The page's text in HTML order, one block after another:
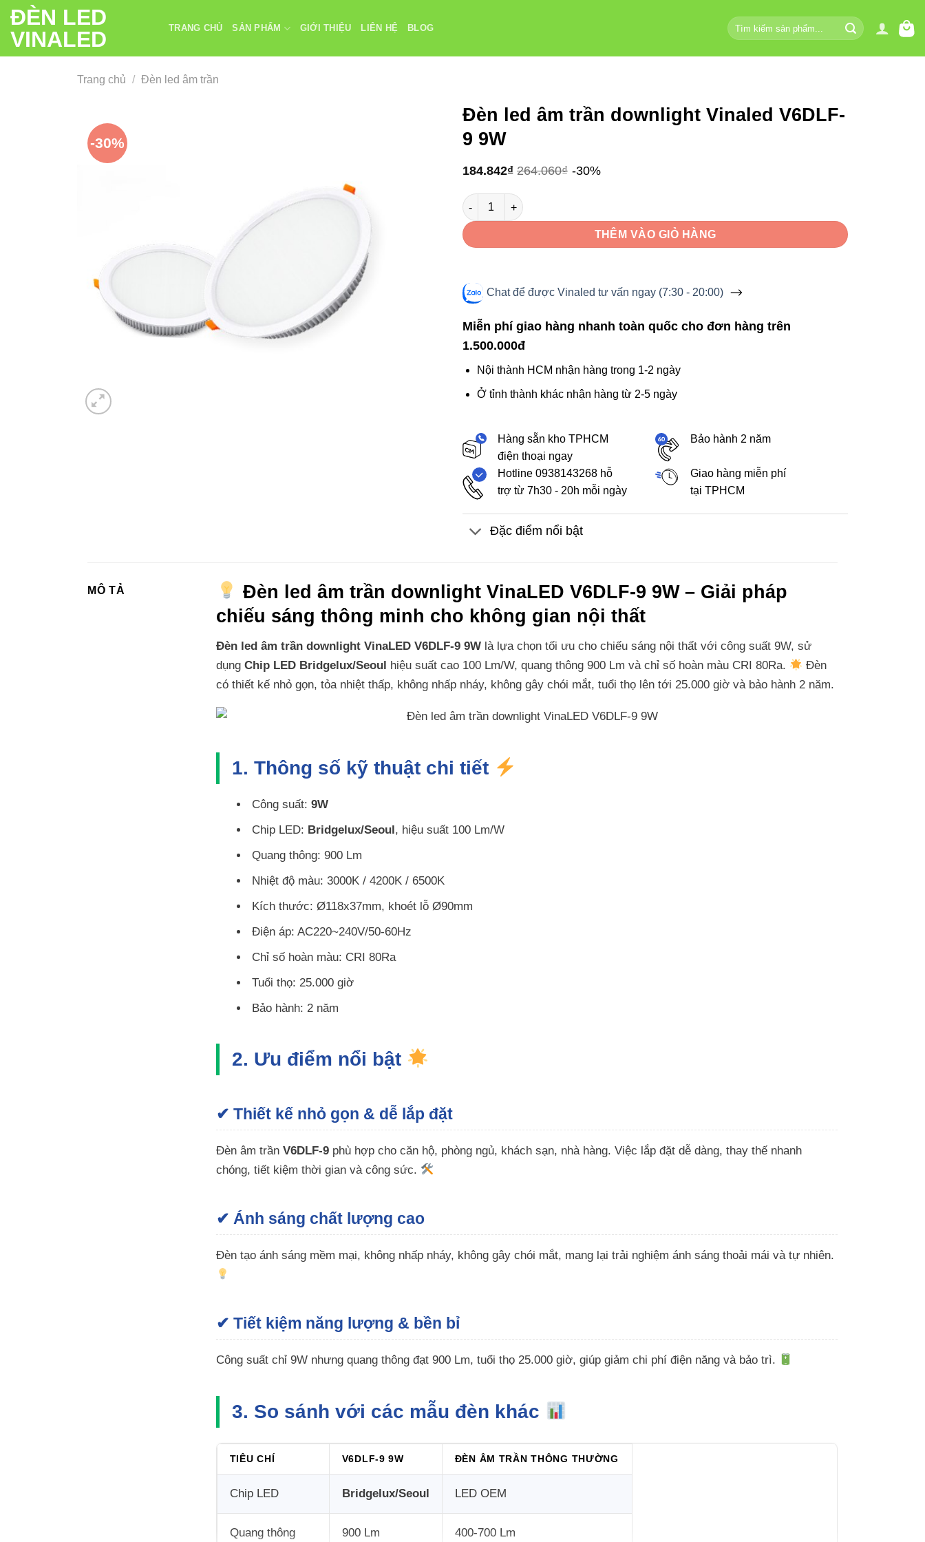
Chuyển
đến
nội
dung
ĐÈN LED
VINALED
TRANG CHỦ SẢN PHẨM GIỚI THIỆU LIÊN HỆ BLOG
Tìm
kiếm:
Trang chủ / Đèn led âm trần
-30%
Đèn led âm trần downlight Vinaled V6DLF-
9 9W
184.842₫ 264.060₫ -30%
Đèn led âm trần downlight Vinaled V6DLF-9 9W số lượng
THÊM VÀO GIỎ HÀNG
Chat để được Vinaled tư vấn ngay (7:30 - 20:00)
Miễn phí giao hàng nhanh toàn quốc cho đơn hàng trên
1.500.000đ
Nội thành HCM nhận hàng trong 1-2 ngày
Ở tỉnh thành khác nhận hàng từ 2-5 ngày
Hàng sẵn kho TPHCM
điện thoại ngay
Bảo hành 2 năm
Hotline 0938143268 hỗ
trợ từ 7h30 - 20h mỗi ngày
Giao hàng miễn phí
tại TPHCM
Đặc điểm nổi bật
MÔ TẢ
Đèn led âm trần downlight VinaLED V6DLF-9 9W – Giải pháp
chiếu sáng thông minh cho không gian nội thất
Đèn led âm trần downlight VinaLED V6DLF-9 9Wlà lựa chọn tối ưu cho chiếu sáng nội thất với công suất 9W, sử
dụng Chip LED Bridgelux/Seoul hiệu suất cao 100 Lm/W, quang thông 900 Lm và chỉ số hoàn màu CRI 80Ra.
Đèn
có thiết kế nhỏ gọn, tỏa nhiệt thấp, không nhấp nháy, không gây chói mắt, tuổi thọ lên tới 25.000 giờ và bảo hành 2 năm.
1. Thông số kỹ thuật chi tiết
Công suất: 9W
Chip LED: Bridgelux/Seoul , hiệu suất 100 Lm/W
Quang thông: 900 Lm
Nhiệt độ màu: 3000K / 4200K / 6500K
Kích thước: Ø118x37mm, khoét lỗ Ø90mm
Điện áp: AC220~240V/50-60Hz
Chỉ số hoàn màu: CRI 80Ra
Tuổi thọ: 25.000 giờ
Bảo hành: 2 năm
2. Ưu điểm nổi bật
✔ Thiết kế nhỏ gọn & dễ lắp đặt
Đèn âm trần V6DLF-9phù hợp cho căn hộ, phòng ngủ, khách sạn, nhà hàng. Việc lắp đặt dễ dàng, thay thế nhanh
chóng, tiết kiệm thời gian và công sức.
✔ Ánh sáng chất lượng cao
Đèn tạo ánh sáng mềm mại, không nhấp nháy, không gây chói mắt, mang lại trải nghiệm ánh sáng thoải mái và tự nhiên.
✔ Tiết kiệm năng lượng & bền bỉ
Công suất chỉ 9W nhưng quang thông đạt 900 Lm, tuổi thọ 25.000 giờ, giúp giảm chi phí điện năng và bảo trì.
3. So sánh với các mẫu đèn khác
TIÊU CHÍ V6DLF-9 9W ĐÈN ÂM TRẦN THÔNG THƯỜNG
Chip LED Bridgelux/Seoul LED OEM
Quang thông 900 Lm 400-700 Lm